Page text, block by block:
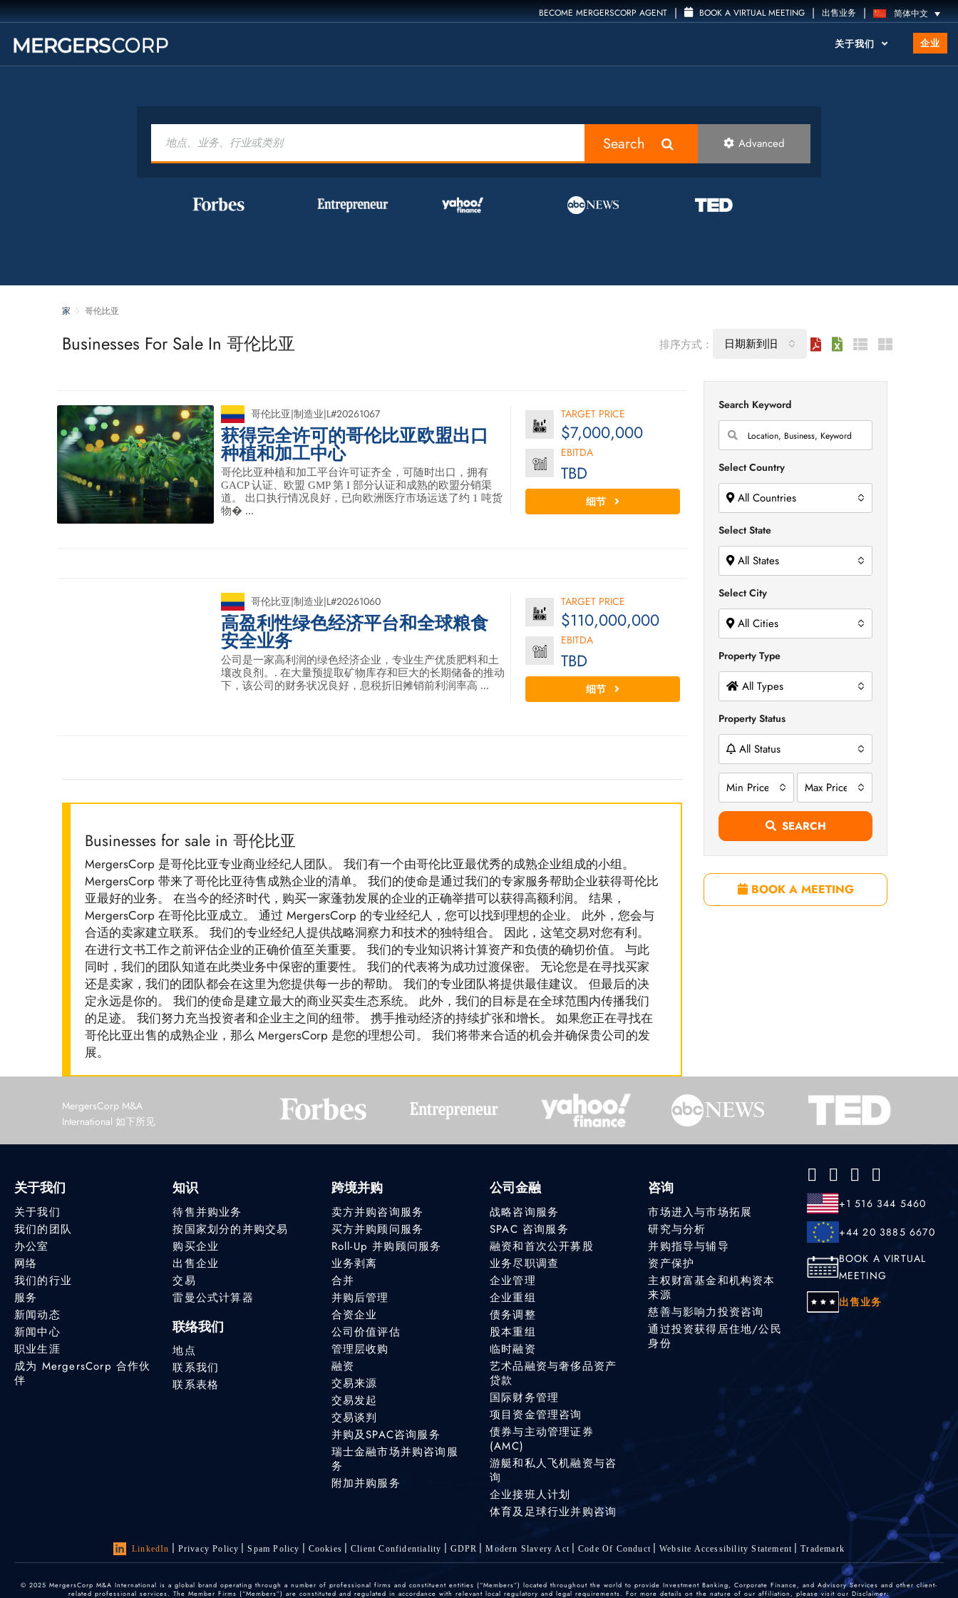
BECOME MERGERSCORP AGENT | BOOK A VIRTUAL MEETING | 出售业务 | 简体中文
关于我们 企业
Search Advanced
家 哥伦比亚
Businesses For Sale In 哥伦比亚 排序方式： 日期新到旧
哥伦比亚|制造业|L#20261067
获得完全许可的哥伦比亚欧盟出口
种植和加工中心
哥伦比亚种植和加工平台许可证齐全，可随时出口，拥有
GACP 认证、欧盟 GMP 第 I 部分认证和成熟的欧盟分销渠
道。 出口执行情况良好，已向欧洲医疗市场运送了约 1 吨货
物� ...
TARGET PRICE
$7,000,000
EBITDA
TBD
细节
哥伦比亚|制造业|L#20261060
高盈利性绿色经济平台和全球粮食
安全业务
公司是一家高利润的绿色经济企业，专业生产优质肥料和土
壤改良剂。. 在大量预提取矿物库存和巨大的长期储备的推动
下，该公司的财务状况良好，息税折旧摊销前利润率高 ...
TARGET PRICE
$110,000,000
EBITDA
TBD
细节
Businesses for sale in 哥伦比亚
MergersCorp 是哥伦比亚专业商业经纪人团队。 我们有一个由哥伦比亚最优秀的成熟企业组成的小组。
MergersCorp 带来了哥伦比亚待售成熟企业的清单。 我们的使命是通过我们的专家服务帮助企业获得哥伦比
亚最好的业务。 在当今的经济时代，购买一家蓬勃发展的企业的正确举措可以获得高额利润。 结果，
MergersCorp 在哥伦比亚成立。 通过 MergersCorp 的专业经纪人，您可以找到理想的企业。 此外，您会与
合适的卖家建立联系。 我们的专业经纪人提供战略洞察力和技术的独特组合。 因此，这笔交易对您有利。
在进行文书工作之前评估企业的正确价值至关重要。 我们的专业知识将计算资产和负债的确切价值。 与此
同时，我们的团队知道在此类业务中保密的重要性。 我们的代表将为成功过渡保密。 无论您是在寻找买家
还是卖家，我们的团队都会在这里为您提供每一步的帮助。 我们的专业团队将提供最佳建议。 但最后的决
定永远是你的。 我们的使命是建立最大的商业买卖生态系统。 此外，我们的目标是在全球范围内传播我们
的足迹。 我们努力充当投资者和企业主之间的纽带。 携手推动经济的持续扩张和增长。 如果您正在寻找在
哥伦比亚出售的成熟企业，那么 MergersCorp 是您的理想公司。 我们将带来合适的机会并确保贵公司的发
展。
Search Keyword
Select Country
All Countries
Select State
All States
Select City
All Cities
Property Type
All Types
Property Status
All Status
Min Price Max Price
SEARCH
BOOK A MEETING
MergersCorp M&A
International 如下所见
关于我们
关于我们
我们的团队
办公室
网络
我们的行业
服务
新闻动态
新闻中心
职业生涯
成为 MergersCorp 合作伙
伴
知识
待售并购业务
按国家划分的并购交易
购买企业
出售企业
交易
雷曼公式计算器
联络我们
地点
联系我们
联系表格
跨境并购
卖方并购咨询服务
买方并购顾问服务
Roll-Up 并购顾问服务
业务剥离
合并
并购后管理
合资企业
公司价值评估
管理层收购
融资
交易来源
交易发起
交易谈判
并购及SPAC咨询服务
瑞士金融市场并购咨询服
务
附加并购服务
公司金融
战略咨询服务
SPAC 咨询服务
融资和首次公开募股
业务尽职调查
企业管理
企业重组
债务调整
股本重组
临时融资
艺术品融资与奢侈品资产
贷款
国际财务管理
项目资金管理咨询
债券与主动管理证券
(AMC)
游艇和私人飞机融资与咨
询
企业接班人计划
体育及足球行业并购咨询
咨询
市场进入与市场拓展
研究与分析
并购指导与辅导
资产保护
主权财富基金和机构资本
来源
慈善与影响力投资咨询
通过投资获得居住地/公民
身份
+1 516 344 5460
+44 20 3885 6670
BOOK A VIRTUAL
MEETING
出售业务
LinkedIn Privacy Policy Spam Policy Cookies Client Confidentiality GDPR Modern Slavery Act Code Of Conduct Website Accessibility Statement Trademark
© 2025 MergersCorp M&A International is a global brand operating through a number of professional firms and constituent entities (“Members”) located throughout the world to provide Investment Banking, Corporate Finance, and Advisory Services and other client-
related professional services. The Member Firms (“Members”) are constituted and regulated in accordance with relevant local regulatory and legal requirements. For more details on the nature of our affiliation, please visit our Disclaimer: